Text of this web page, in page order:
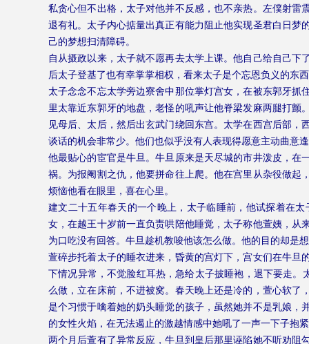
私贪心但不出格，太子对他并不反感，也不亲热。左僕射
退有礼。太子内心掂量出真正有能力阻止他实现圣君白日
己的梦想扫清障碍。
自从摄政以来，太子就不愿再去太学上课。他自己给自己
后太子登基了也有幸掌掌相权，看来太子是个忘恩负义的东
太子念念不忘太学旁边寮舍中那位掌灯宫女，在被东郭牙
里太靠近东郭牙的地盘，老怪的吼声让他脊梁发麻两腿打
见母后、太后，然后出玄武门绕回东宫。太学在西宫后部
谈话的机会非常少。他们也似乎没有人表现得愿意主动曲意
他最贴心的宦官是牛旦。牛旦原来是天尽城的市井泼皮，
祸。为报阉割之仇，他要拼命往上爬。他在宫里从杂役做
烦恼他看在眼里，喜在心里。
建文二十五年春天的一个晚上，太子临睡前，他试探着在
女，在越王十岁前一直负责哄陪他睡觉，太子称他萱姨，
为口吃没有回答。牛旦趁机教唆他该怎么做。他的目的却是
萱碎步托着太子的睡衣进来，昏黄的宫灯下，宫女们在牛
下情况异常，不觉脸红耳热，急给太子披睡袍，退下要走
么做，立在床前，不进被窝。春天晚上还是冷的，萱心软
是个习惯于噙着她的奶头睡觉的孩子，虽然她并不是乳娘
的女性火焰，在无法遏止的激越情感中她吼了一声一下子抱
两个月后萱有了异常反应，牛旦到皇后那里诬陷她不听劝